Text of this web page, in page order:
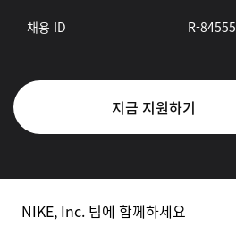
채용 ID R-84555
지금 지원하기
NIKE, Inc. 팀에 함께하세요